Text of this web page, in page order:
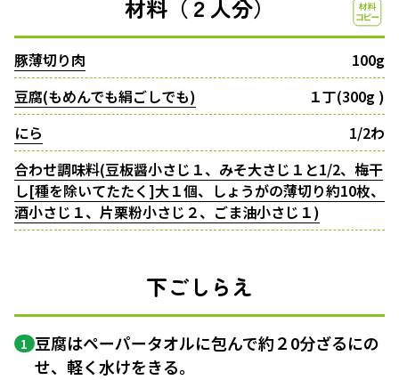
材料（２人分）
豚薄切り肉
100g
豆腐(もめんでも絹ごしでも)
１丁(300g )
にら
1/2わ
合わせ調味料(豆板醤小さじ１、みそ大さじ１と1/2、梅干
し[種を除いてたたく]大１個、しょうがの薄切り約10枚、
酒小さじ１、片栗粉小さじ２、ごま油小さじ１)
下ごしらえ
1 豆腐はペーパータオルに包んで約２0分ざるにの
せ、軽く水けをきる。